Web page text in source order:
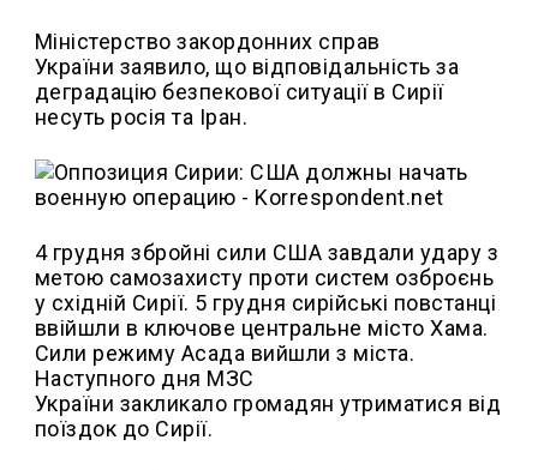
Міністерство закордонних справ
України заявило, що відповідальність за
деградацію безпекової ситуації в Сирії
несуть росія та Іран.
4 грудня збройні сили США завдали удару з
метою самозахисту проти систем озброєнь
у східній Сирії. 5 грудня сирійські повстанці
ввійшли в ключове центральне місто Хама.
Сили режиму Асада вийшли з міста.
Наступного дня МЗС
України закликало громадян утриматися від
поїздок до Сирії.